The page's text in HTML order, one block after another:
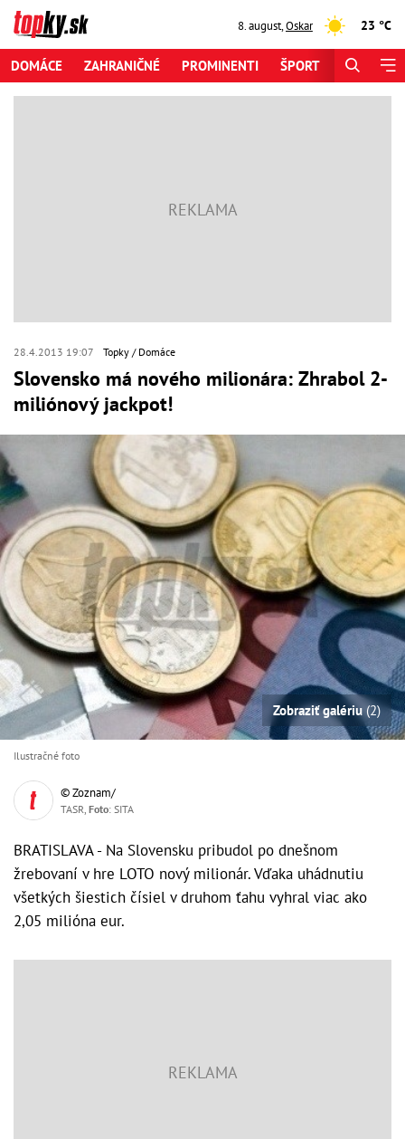
8. august,Oskar 23 °C
DOMÁCE ZAHRANIČNÉ PROMINENTI ŠPORT
28.4.2013 19:07 Topky Domáce
Slovensko má nového milionára: Zhrabol 2-
miliónový jackpot!
Zobraziť galériu (2)
Ilustračné foto
© Zoznam/
TASR, Foto: SITA
BRATISLAVA - Na Slovensku pribudol po dnešnom
žrebovaní v hre LOTO nový milionár. Vďaka uhádnutiu
všetkých šiestich čísiel v druhom ťahu vyhral viac ako
2,05 milióna eur.